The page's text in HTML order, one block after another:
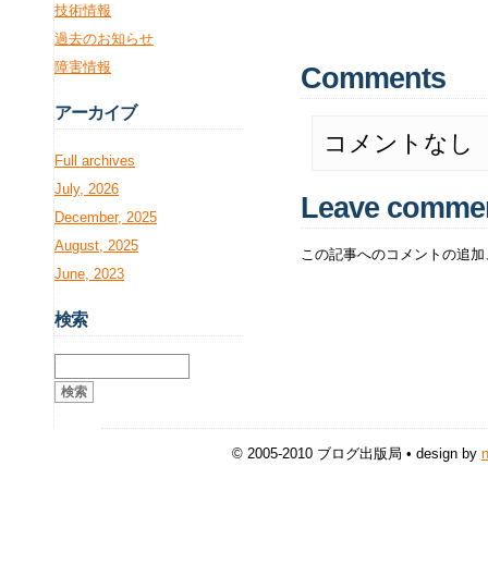
Comments
コメントなし
Leave
この記事へのコメントの追
技術情報
過去のお知らせ
障害情報
アーカイブ
Full archives
July, 2026
December, 2025
August, 2025
June, 2023
検索
© 2005-2010 ブログ出版局 • design by